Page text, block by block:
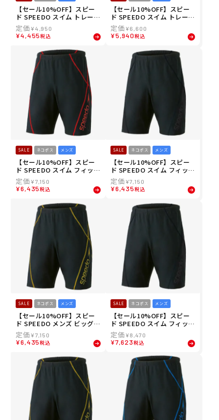
【セール10%OFF】スピー
ド SPEEDO スイム トレーニ
ング 競泳 水着 ゼブラ スタ
ック ターンズ ボックス Zeb
ra Stack TurnS Box ST524
10-KB メンズ 男性 24S1 春
¥4,950
¥4,455税込
【セール10%OFF】スピー
ド SPEEDO スイム トレーニ
ング 競泳 水着 パネル フリ
ージリー ターンズ ハーフ ボ
ックス Panel Freasily Tur
nS Half Box ST52303-KW
メンズ 男性 24S1 春夏
¥6,600
¥5,940税込
SALE ネコポス メンズ
【セール10%OFF】スピー
ド SPEEDO スイム フィット
ネス 水着 ビッグ ライナー
ルーズ ジャマー Big Liner L
oose Jammer SF62360-RE
メンズ 男性 23S2 秋冬
¥7,150
¥6,435税込
SALE ネコポス メンズ
【セール10%OFF】スピー
ド SPEEDO スイム フィット
ネス 水着 ビッグ ライナー
ルーズ ジャマー Big Liner L
oose Jammer SF62360-K
メンズ 男性 23S2 秋冬
¥7,150
¥6,435税込
SALE ネコポス メンズ
【セール10%OFF】スピー
ド SPEEDO メンズ ビッグ
ライナー ルーズ ジャマー Bi
g Liner Loose Jammer ス
イム フィットネス 水着 SF6
2360-GD 26S1
¥7,150
¥6,435税込
SALE ネコポス メンズ
【セール10%OFF】スピー
ド SPEEDO スイム フィット
ネス 水着 ビッグ ライナー
ルーズ ジャマー Big Liner L
oose Jammer SF62360E-K
メンズ 男性 23S2 秋冬
¥8,470
¥7,623税込